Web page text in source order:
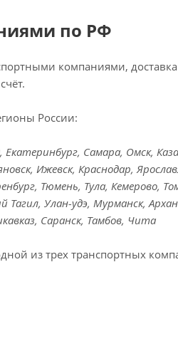
по РФ
компаниями,
России:
Самара, Омск,
Ижевск, Краснодар,
Тюмень, Тула, Кемерово,
Улан-удэ, Мурманск,
Саранск, Тамбов, Чита
из трех транспортных